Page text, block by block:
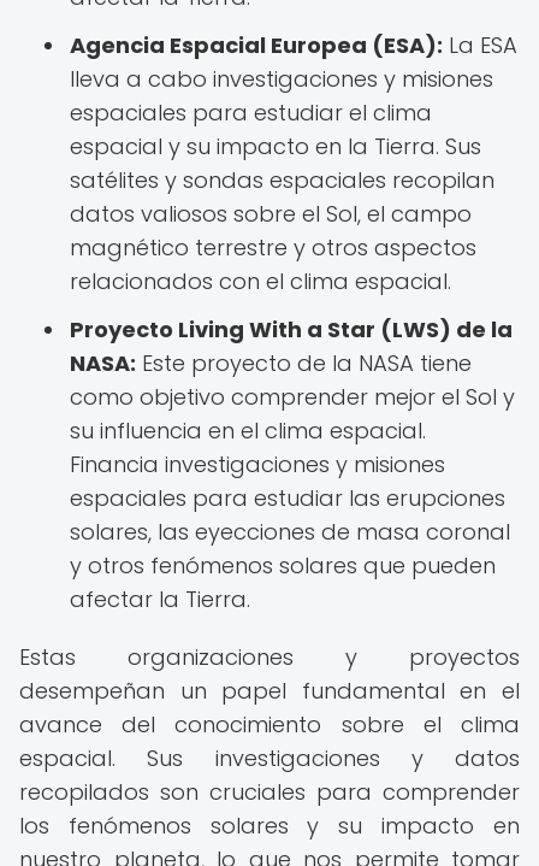
Agencia Espacial Europea (ESA): La ESA
lleva a cabo investigaciones y misiones
espaciales para estudiar el clima
espacial y su impacto en la Tierra. Sus
satélites y sondas espaciales recopilan
datos valiosos sobre el Sol, el campo
magnético terrestre y otros aspectos
relacionados con el clima espacial.
Proyecto Living With a Star (LWS) de la
NASA: Este proyecto de la NASA tiene
como objetivo comprender mejor el Sol y
su influencia en el clima espacial.
Financia investigaciones y misiones
espaciales para estudiar las erupciones
solares, las eyecciones de masa coronal
y otros fenómenos solares que pueden
afectar la Tierra.
Estas organizaciones y proyectos
desempeñan un papel fundamental en el
avance del conocimiento sobre el clima
espacial. Sus investigaciones y datos
recopilados son cruciales para comprender
los fenómenos solares y su impacto en
nuestro planeta, lo que nos permite tomar